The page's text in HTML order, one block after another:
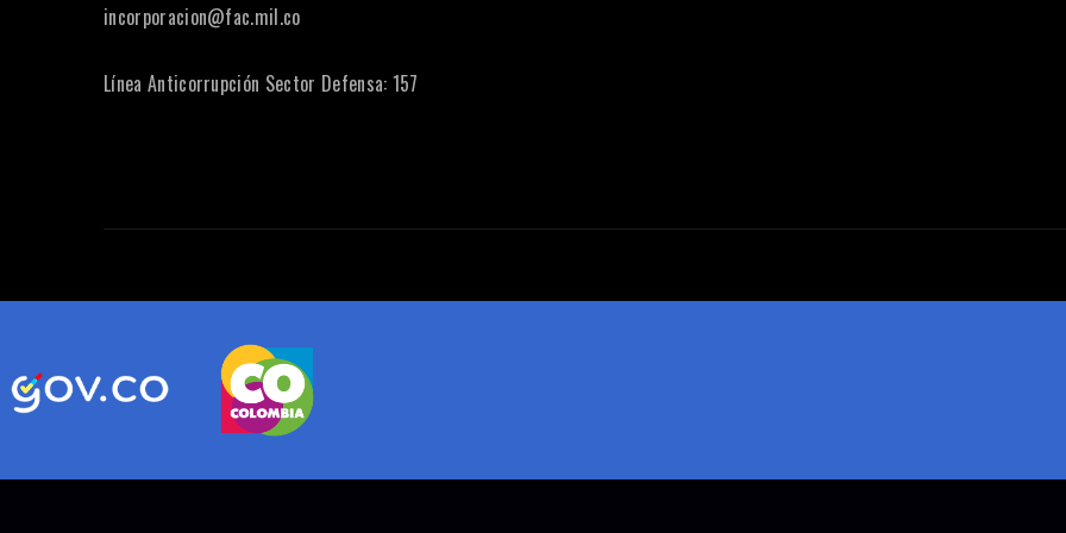
incorporacion@fac.mil.co
Línea Anticorrupción Sector Defensa: 157